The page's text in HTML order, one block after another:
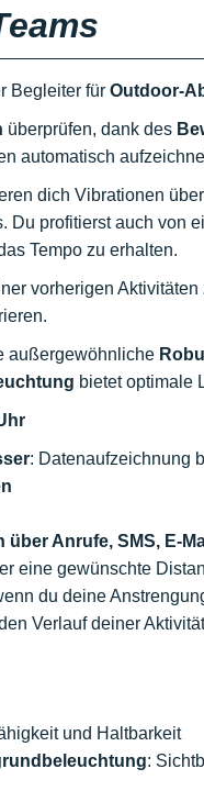
Begleiter für Outdoor-
überprüfen, dank des
automatisch
dich Vibrationen
Du profitierst auch von
Tempo zu erhalten.
vorherigen
außergewöhnliche
bietet optimale
: Datenaufzeichnung
Anrufe, SMS, E-
eine gewünschte
du deine
Verlauf deiner
und Haltbarkeit
: